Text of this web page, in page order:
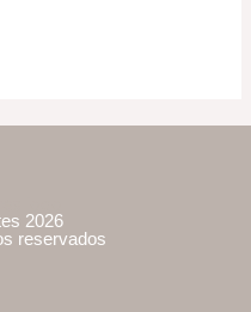
2026
reservados